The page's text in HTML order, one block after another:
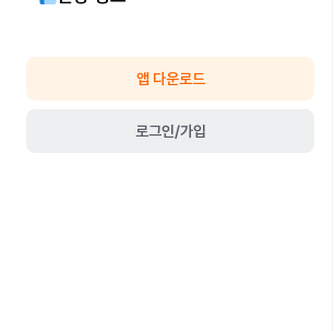
앱 다운로드
로그인/가입
되
'나라는 사람은 누구인가’에 대한 파편
들이 심리검사와 상담, 해석 상담을 통
된 값진 경험이었습니다.